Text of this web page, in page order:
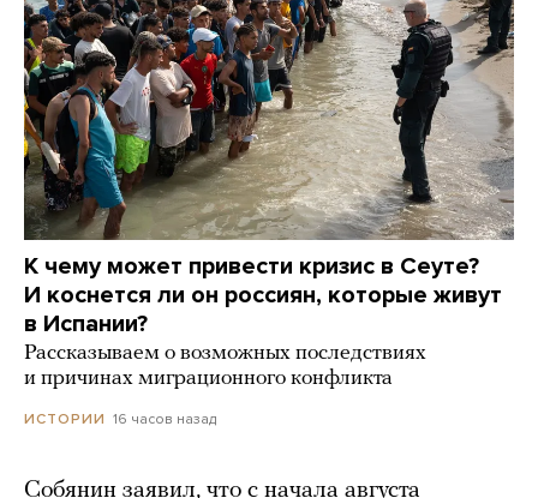
К чему может привести кризис в Сеуте?
И коснется ли он россиян, которые живут
в Испании?
Рассказываем о возможных последствиях
и причинах миграционного конфликта
ИСТОРИИ 16 часов назад
Собянин заявил, что с начала августа